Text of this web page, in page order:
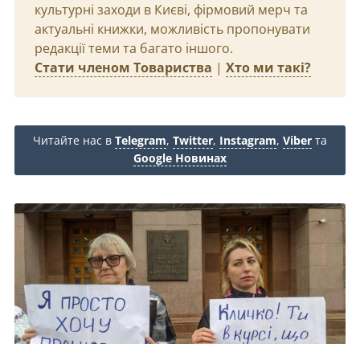
культурні заходи в Києві, фірмовий мерч та
актуальні книжки, можливість пропонувати
редакції теми та багато іншого.
Стати членом Товариства | Хто ми такі?
Читайте нас в Telegram, Twitter, Instagram, Viber та
Google Новинах